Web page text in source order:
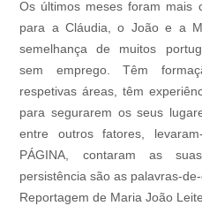
Os últimos meses foram mais
para a Cláudia, o João e a
semelhança de muitos
sem emprego. Têm
respetivas áreas, têm
para segurarem os seus
entre outros fatores,
PÁGINA, contaram as
persistência são as palavras-
Reportagem de Maria João